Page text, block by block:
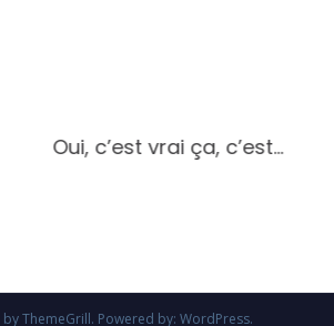
Oui, c’est vrai ça, c’est…
by ThemeGrill. Powered by: WordPress.